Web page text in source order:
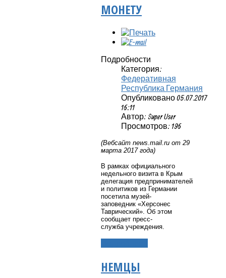
МОНЕТУ
Подробности
Категория:
Федеративная
Республика Германия
Опубликовано 05.07.2017
16:11
Автор: Super User
Просмотров: 196
(Вебсайт news.mail.ru от 29
марта 2017 года)
В рамках официального
недельного визита в Крым
делегация предпринимателей
и политиков из Германии
посетила музей-
заповедник «Херсонес
Таврический». Об этом
сообщает пресс-
служба учреждения.
НЕМЦЫ